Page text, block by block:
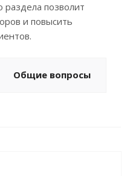
раздела позволит
и повысить
Общие вопросы